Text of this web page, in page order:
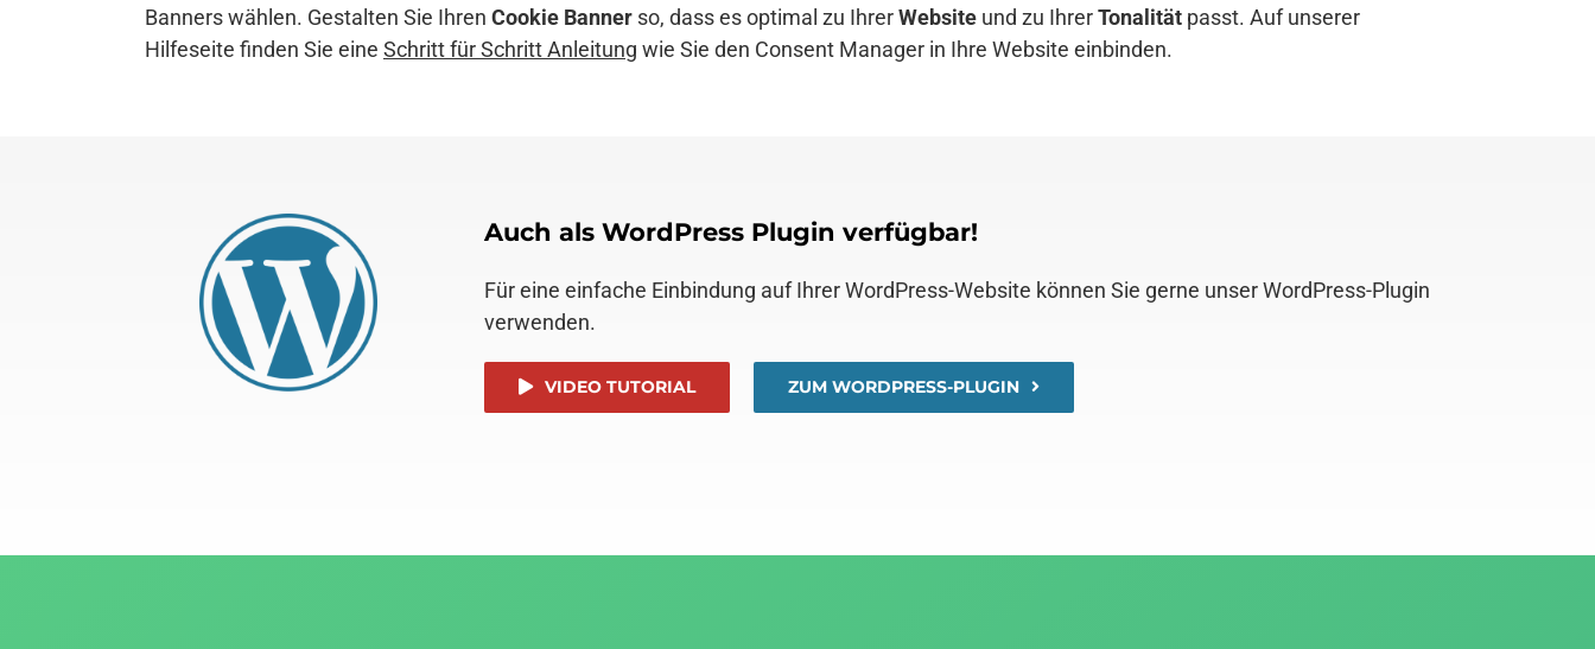
Banners wählen. Gestalten Sie Ihren Cookie Banner so, dass es optimal zu IhrerWebsite und zu IhrerTonalität passt. Auf unserer
Hilfeseite finden Sie eine Schritt für Schritt Anleitung wie Sie den Consent Manager in Ihre Website einbinden.
Auch als WordPress Plugin verfügbar!
Für eine einfache Einbindung auf Ihrer WordPress-Website können Sie gerne unser WordPress-Plugin
verwenden.
VIDEO TUTORIAL ZUM WORDPRESS-PLUGIN